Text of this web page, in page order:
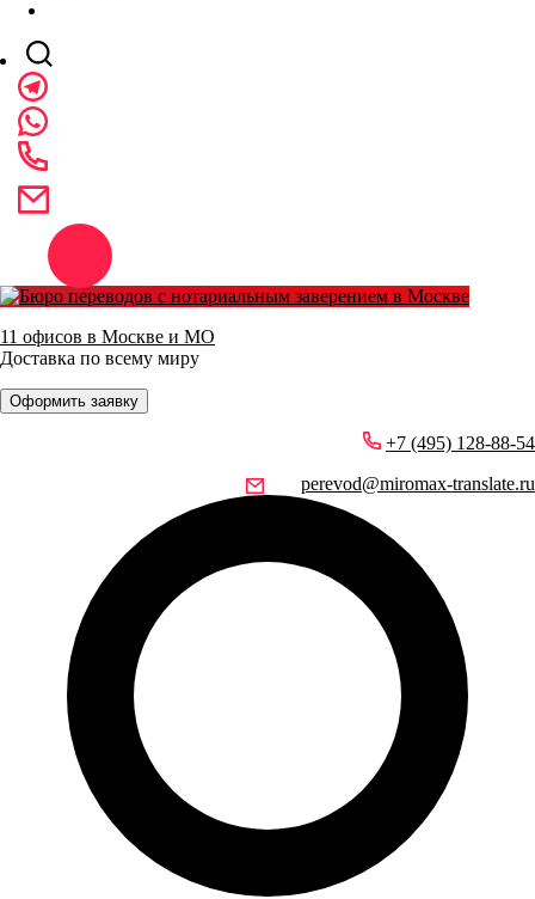
11 офисов в Москве и МО
Доставка по всему миру
Оформить заявку
+7 (495) 128-88-54
perevod@miromax-translate.ru